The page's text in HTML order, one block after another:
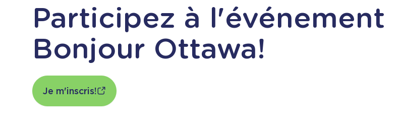
Participez à l'événement
Bonjour Ottawa!
Je m'inscris!